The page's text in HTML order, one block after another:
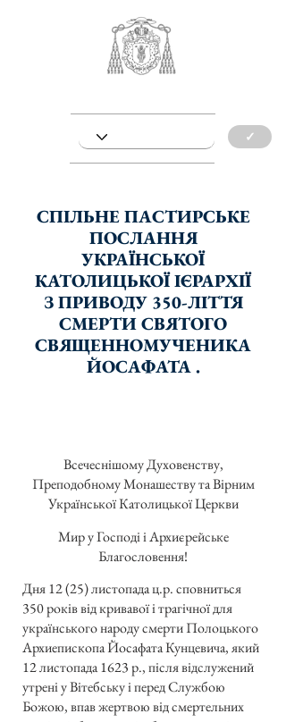
✓
СПІЛЬНЕ ПАСТИРСЬКЕ
ПОСЛАННЯ
УКРАЇНСЬКОЇ
КАТОЛИЦЬКОЇ ІЄРАРХІЇ
З ПРИВОДУ 350-ЛІТТЯ
СМЕРТИ СВЯТОГО
СВЯЩЕННОМУЧЕНИКА
ЙОСАФАТА .
Всечеснішому Духовенству,
Преподобному Монашеству та Вірним
Української Католицької Церкви
Мир у Господі і Архиєрейське
Благословення!
Дня 12 (25) листопада ц.р. сповниться
350 років від кривавої і трагічної для
українського народу смерти Полоцького
Архиепископа Йосафата Кунцевича, який
12 листопада 1623 р., після відслужений
утрені у Вітебську і перед Службою
Божою, впав жертвою від смертельних